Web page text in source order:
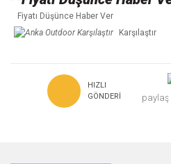
Fiyatı Düşünce Haber Ver
Karşılaştır
HIZLI
GÖNDERI
paylaş